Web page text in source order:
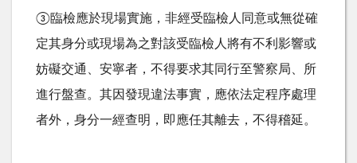
③臨檢應於現場實施，非經受臨檢人同意或無從確
定其身分或現場為之對該受臨檢人將有不利影響或
妨礙交通、安寧者，不得要求其同行至警察局、所
進行盤查。其因發現違法事實，應依法定程序處理
者外，身分一經查明，即應任其離去，不得稽延。